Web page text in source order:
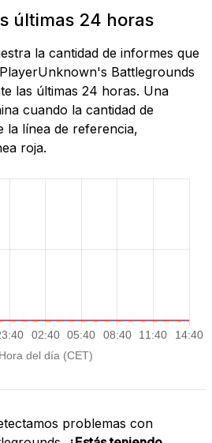
últimas 24 horas
la cantidad de informes que
Battlegrounds
las últimas 24 horas. Una
cuando la cantidad de
la línea de referencia,
roja.
problemas con